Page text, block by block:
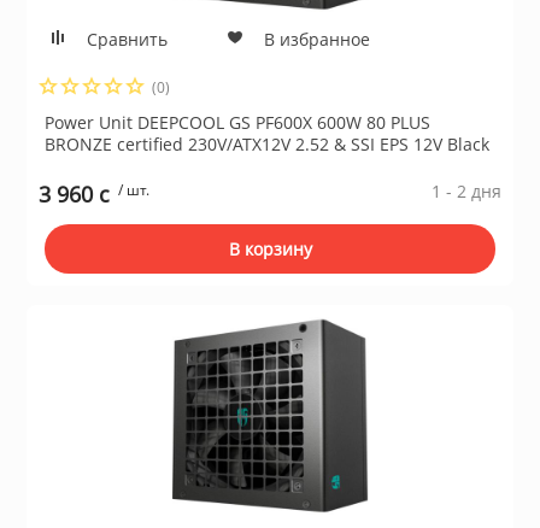
Сравнить В избранное
(0)
Power Unit DEEPCOOL GS PF600X 600W 80 PLUS
BRONZE certified 230V/ATX12V 2.52 & SSI EPS 12V Black
3 960 c / шт. 1 - 2 дня
В корзину